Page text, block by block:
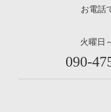
お電話
火曜日
090-